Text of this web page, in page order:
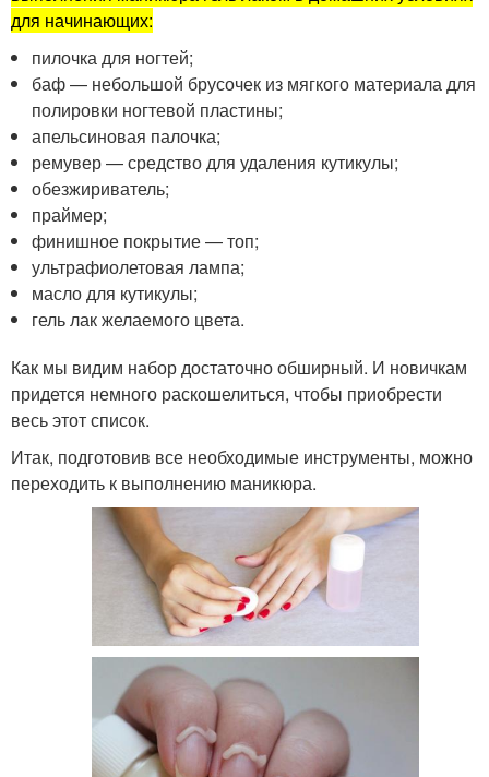
для начинающих:
пилочка для ногтей;
баф — небольшой брусочек из мягкого материала для
полировки ногтевой пластины;
апельсиновая палочка;
ремувер — средство для удаления кутикулы;
обезжириватель;
праймер;
финишное покрытие — топ;
ультрафиолетовая лампа;
масло для кутикулы;
гель лак желаемого цвета.
Как мы видим набор достаточно обширный. И новичкам
придется немного раскошелиться, чтобы приобрести
весь этот список.
Итак, подготовив все необходимые инструменты, можно
переходить к выполнению маникюра.